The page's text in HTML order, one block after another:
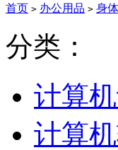
首页 > 办公用品 > 身
分类：
计算
计算